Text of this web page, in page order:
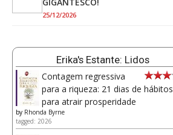
25/12/2026
Erika's Estante: Lidos
Contagem regressiva
para a riqueza: 21 dias de hábitos
para atrair prosperidade
by Rhonda Byrne
tagged: 2026